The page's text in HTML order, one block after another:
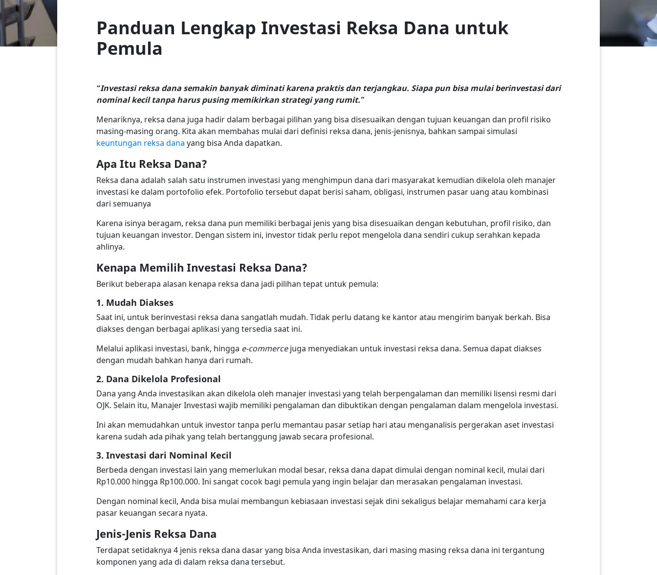
Panduan Lengkap Investasi Reksa Dana untuk
Pemula
“Investasi reksa dana semakin banyak diminati karena praktis dan terjangkau. Siapa pun bisa mulai berinvestasi dari
nominal kecil tanpa harus pusing memikirkan strategi yang rumit.”
Menariknya, reksa dana juga hadir dalam berbagai pilihan yang bisa disesuaikan dengan tujuan keuangan dan profil risiko
masing-masing orang. Kita akan membahas mulai dari definisi reksa dana, jenis-jenisnya, bahkan sampai simulasi
keuntungan reksa dana yang bisa Anda dapatkan.
Apa Itu Reksa Dana?
Reksa dana adalah salah satu instrumen investasi yang menghimpun dana dari masyarakat kemudian dikelola oleh manajer
investasi ke dalam portofolio efek. Portofolio tersebut dapat berisi saham, obligasi, instrumen pasar uang atau kombinasi
dari semuanya
Karena isinya beragam, reksa dana pun memiliki berbagai jenis yang bisa disesuaikan dengan kebutuhan, profil risiko, dan
tujuan keuangan investor. Dengan sistem ini, investor tidak perlu repot mengelola dana sendiri cukup serahkan kepada
ahlinya.
Kenapa Memilih Investasi Reksa Dana?
Berikut beberapa alasan kenapa reksa dana jadi pilihan tepat untuk pemula:
1. Mudah Diakses
Saat ini, untuk berinvestasi reksa dana sangatlah mudah. Tidak perlu datang ke kantor atau mengirim banyak berkah. Bisa
diakses dengan berbagai aplikasi yang tersedia saat ini.
Melalui aplikasi investasi, bank, hingga e-commercejuga menyediakan untuk investasi reksa dana. Semua dapat diakses
dengan mudah bahkan hanya dari rumah.
2. Dana Dikelola Profesional
Dana yang Anda investasikan akan dikelola oleh manajer investasi yang telah berpengalaman dan memiliki lisensi resmi dari
OJK. Selain itu, Manajer Investasi wajib memiliki pengalaman dan dibuktikan dengan pengalaman dalam mengelola investasi.
Ini akan memudahkan untuk investor tanpa perlu memantau pasar setiap hari atau menganalisis pergerakan aset investasi
karena sudah ada pihak yang telah bertanggung jawab secara profesional.
3. Investasi dari Nominal Kecil
Berbeda dengan investasi lain yang memerlukan modal besar, reksa dana dapat dimulai dengan nominal kecil, mulai dari
Rp10.000 hingga Rp100.000. Ini sangat cocok bagi pemula yang ingin belajar dan merasakan pengalaman investasi.
Dengan nominal kecil, Anda bisa mulai membangun kebiasaan investasi sejak dini sekaligus belajar memahami cara kerja
pasar keuangan secara nyata.
Jenis-Jenis Reksa Dana
Terdapat setidaknya 4 jenis reksa dana dasar yang bisa Anda investasikan, dari masing masing reksa dana ini tergantung
komponen yang ada di dalam reksa dana tersebut.